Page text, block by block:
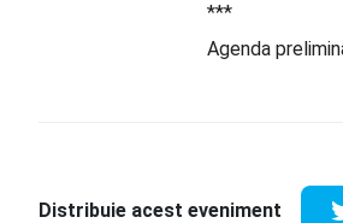
***
Agenda
Distribuie acest eveniment